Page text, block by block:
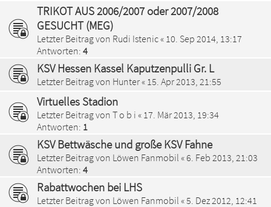
TRIKOT AUS 2006/2007 oder 2007/2008
GESUCHT (MEG)
Letzter Beitrag von Rudi Istenic« 10. Sep 2014, 13:17
Antworten: 4
KSV Hessen Kassel Kaputzenpulli Gr. L
Letzter Beitrag von Hunter« 15. Apr 2013, 21:55
Virtuelles Stadion
Letzter Beitrag von T o b i « 17. Mär 2013, 19:34
Antworten: 1
KSV Bettwäsche und große KSV Fahne
Letzter Beitrag von Löwen Fanmobil «6. Feb 2013, 21:03
Antworten: 4
Rabattwochen bei LHS
Letzter Beitrag von Löwen Fanmobil «5. Dez 2012, 12:41